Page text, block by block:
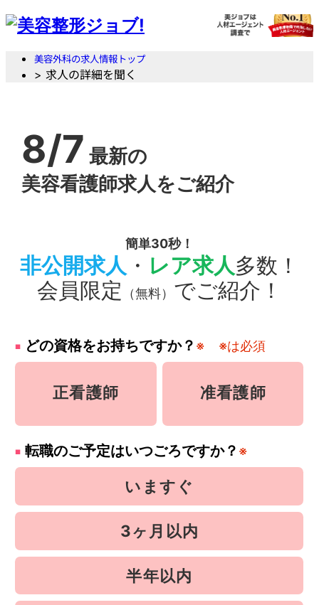
美容外科の求人情報トップ
> 求人の詳細を聞く
8/7 最新の
美容看護師求人をご紹介
簡単30秒！
非公開求人 ・ レア求人多数！
会員限定
（無料） でご紹介！
どの資格をお持ちですか？ ※ ※は必須
正看護師 准看護師
転職のご予定はいつごろですか？ ※
いますぐ
3ヶ月以内
半年以内